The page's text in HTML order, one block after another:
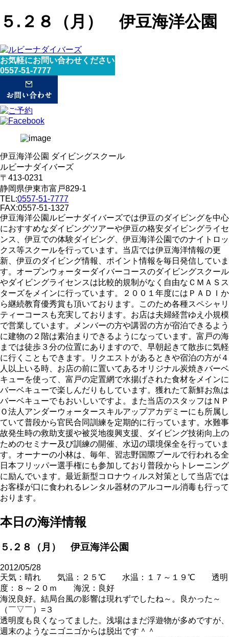
５.２８（月） 伊豆海洋公園
お気軽にお問い合わせください
0557-51-7777
伊豆海洋公園 ダイビングスクール
ルビーナダイバーズ
〒413-0231
静岡県伊東市富戸829-1
TEL:0557-51-7777
FAX:0557-51-1327
伊豆海洋公園ルビーナダイバーズでは伊豆のダイビングを中心
におすすめなダイビングツアーや伊豆の格安ダイビングライセ
ンス、伊豆での体験ダイビング、伊豆海洋公園でのナイトロッ
クス等スクールを行っています。当店では伊豆海洋情報の更
新、伊豆のダイビング情報、ポイント情報を毎日発信していま
す。オープンウォーターダイバーコースのダイビングスクール
やダイビングライセンスは比較的規制がなく自由なＣＭＡＳス
ターズをメインに行っています。２００１年度にはＰＡＤＩか
ら継続教育優秀賞も頂いております。このため各種スペシャリ
ティーコースも充実しております。お店は夫婦経営ゆえ小規模
で営業しています。メンバーの方や講習の方が宿泊できるよう
に建物の２階は素泊まりできるようになっています。富戸の海
までは徒歩３分の位置にありますので、早朝起きて散歩に気軽
に行くこともできます。リクエストがあるときや宿泊の方が４
人以上いる時、お店の前に置いてあるオリジナル炭焼きバーベ
キューを使って、富戸の定置網で水揚げされた食材をメインに
バーベキューで楽しんだりもしています。獲れたて新鮮お魚は
バーベキューでもおいしいですよ。また当店のスタッフはＮＰ
Ｏ法人アンダーウォータースキルアップアカデミーにも所属し
ていて普段から官民合同訓練を定期的に行っています。水難事
故発生時の救助支援や被災地復興支援、ダイビング技術向上の
ためのセミナー及び訓練の開催、水辺の環境保全を行っていま
す。オーナーの小林は、毎年、習志野国際プールで行われる全
日本フリッパー選手権にも参加しており普段からトレーニング
に励んでいます。最近新型コロナウィルス対策として当店では
お客様が口に食われるレンタル器材のアルコール消毒も行って
おります。
本日の海洋情報
５.２８（月） 伊豆海洋公園
2012/05/28
天気：晴れ 気温：２５℃ 水温：１７～１９℃ 透明
度：８～２０ｍ 海況：良好
海況良好。結局台風の影響は現れずでしたね～。良かった～
（￣▽￣）=３
透明度も良くなってました。浅場はまだ浮遊物が多めですが、
週末のようなニゴニゴからは脱出です＾＾